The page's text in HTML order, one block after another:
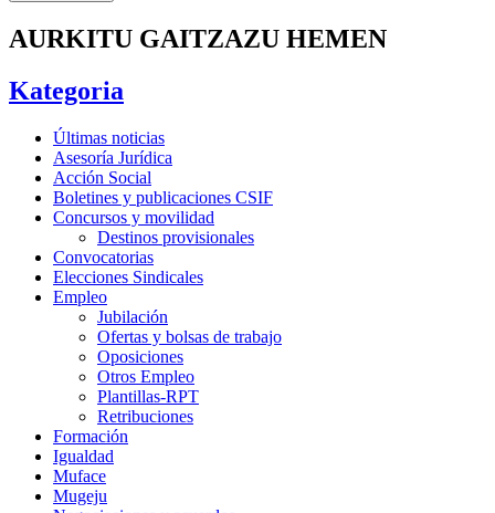
AURKITU GAITZAZU HEMEN
Kategoria
Últimas noticias
Asesoría Jurídica
Acción Social
Boletines y publicaciones CSIF
Concursos y movilidad
Destinos provisionales
Convocatorias
Elecciones Sindicales
Empleo
Jubilación
Ofertas y bolsas de trabajo
Oposiciones
Otros Empleo
Plantillas-RPT
Retribuciones
Formación
Igualdad
Muface
Mugeju